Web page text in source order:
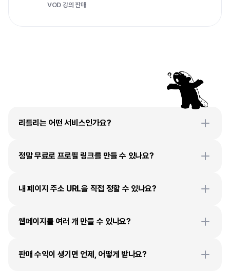
VOD 강의 판매
리틀리는 어떤 서비스인가요?
정말 무료로 프로필 링크를 만들 수 있나요?
내 페이지 주소 URL을 직접 정할 수 있나요?
웹페이지를 여러 개 만들 수 있나요?
판매 수익이 생기면 언제, 어떻게 받나요?